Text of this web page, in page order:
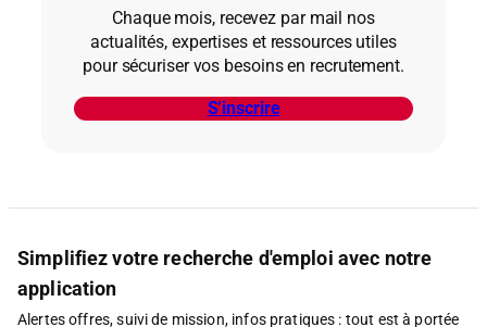
Chaque mois, recevez par mail nos
actualités, expertises et ressources utiles
pour sécuriser vos besoins en recrutement.
S’inscrire